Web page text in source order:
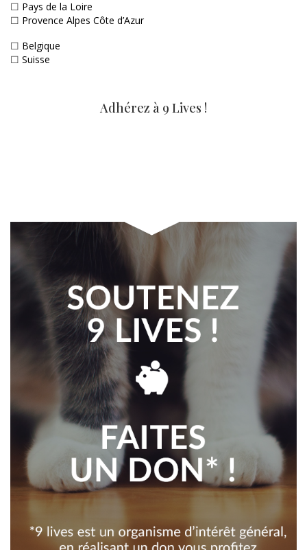
☐ Pays de la Loire
☐ Provence Alpes Côte d’Azur
☐ Belgique
☐ Suisse
Adhérez à 9 Lives !